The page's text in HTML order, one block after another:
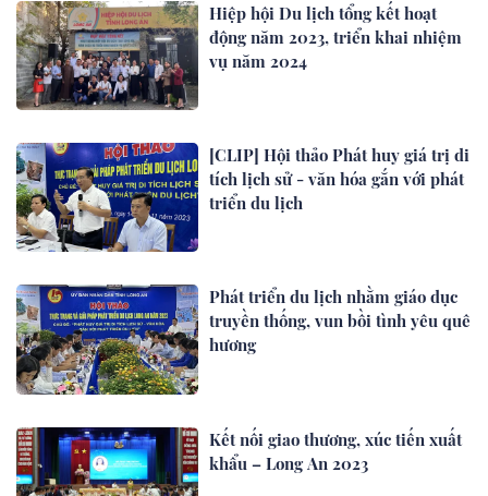
Hiệp hội Du lịch tổng kết hoạt
động năm 2023, triển khai nhiệm
vụ năm 2024
[CLIP] Hội thảo Phát huy giá trị di
tích lịch sử - văn hóa gắn với phát
triển du lịch
Phát triển du lịch nhằm giáo dục
truyền thống, vun bồi tình yêu quê
hương
Kết nối giao thương, xúc tiến xuất
khẩu – Long An 2023